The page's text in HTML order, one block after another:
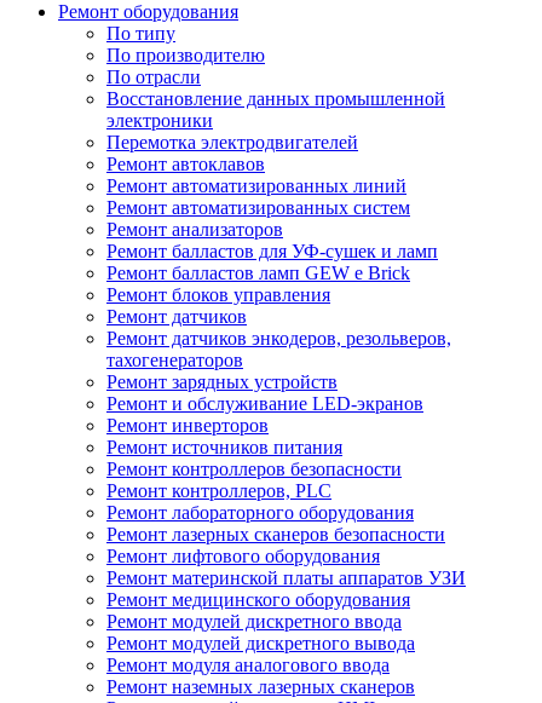
Ремонт оборудования
По типу
По производителю
По отрасли
Восстановление данных промышленной
электроники
Перемотка электродвигателей
Ремонт автоклавов
Ремонт автоматизированных линий
Ремонт автоматизированных систем
Ремонт анализаторов
Ремонт балластов для УФ-сушек и ламп
Ремонт балластов ламп GEW e Brick
Ремонт блоков управления
Ремонт датчиков
Ремонт датчиков энкодеров, резольверов,
тахогенераторов
Ремонт зарядных устройств
Ремонт и обслуживание LED-экранов
Ремонт инверторов
Ремонт источников питания
Ремонт контроллеров безопасности
Ремонт контроллеров, PLC
Ремонт лабораторного оборудования
Ремонт лазерных сканеров безопасности
Ремонт лифтового оборудования
Ремонт материнской платы аппаратов УЗИ
Ремонт медицинского оборудования
Ремонт модулей дискретного ввода
Ремонт модулей дискретного вывода
Ремонт модуля аналогового ввода
Ремонт наземных лазерных сканеров